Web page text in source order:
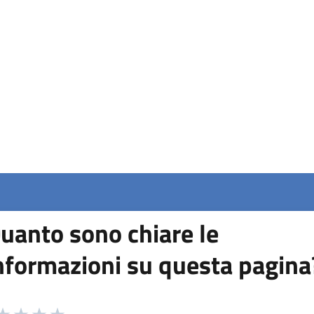
sono chiare le
su questa
da 1 a 5 stelle la pagina